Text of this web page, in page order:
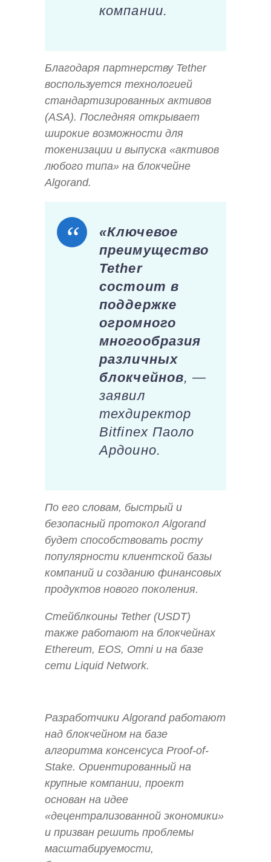
компании.
Благодаря партнерству Tether
воспользуется технологией
стандартизированных активов
(ASA). Последняя открывает
широкие возможности для
токенизации и выпуска «активов
любого типа» на блокчейне
Algorand.
«Ключевое
преимущество
Tether
состоит в
поддержке
огромного
многообразия
различных
блокчейнов, —
заявил
техдиректор
Bitfinex Паоло
Ардоино.
По его словам, быстрый и
безопасный протокол Algorand
будет способствовать росту
популярности клиентской базы
компаний и созданию финансовых
продуктов нового поколения.
Стейблкоины Tether (USDT)
также работают на блокчейнах
Ethereum, EOS, Omni и на базе
сети Liquid Network.
Разработчики Algorand работают
над блокчейном на базе
алгоритма консенсуса Proof-of-
Stake. Ориентированный на
крупные компании, проект
основан на идее
«децентрализованной экономики»
и призван решить проблемы
масштабируемости,